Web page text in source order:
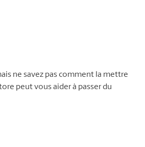
ne savez pas comment la mettre
peut vous aider à passer du